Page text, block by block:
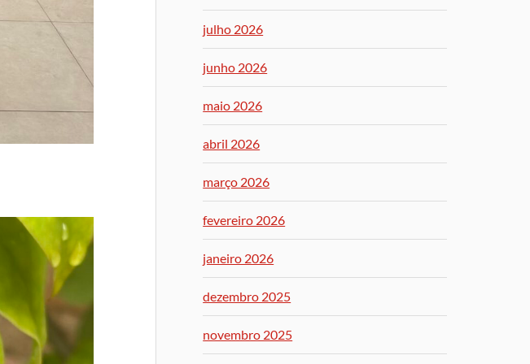
julho 2026
junho 2026
maio 2026
abril 2026
março 2026
fevereiro 2026
janeiro 2026
dezembro 2025
novembro 2025